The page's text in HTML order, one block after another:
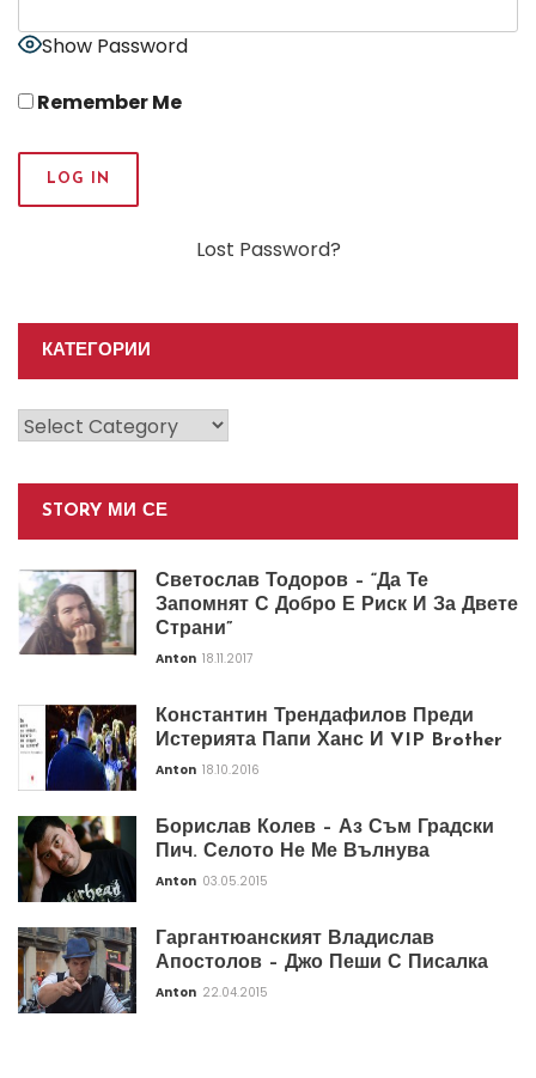
Show Password
Remember Me
Lost Password?
КАТЕГОРИИ
Категории
STORY МИ СЕ
Светослав Тодоров – “Да Те
Запомнят С Добро Е Риск И За Двете
Страни”
Anton 18.11.2017
Константин Трендафилов Преди
Истерията Папи Ханс И VIP Brother
Anton 18.10.2016
Борислав Колев – Аз Съм Градски
Пич. Селото Не Ме Вълнува
Anton 03.05.2015
Гаргантюанският Владислав
Апостолов – Джо Пеши С Писалка
Anton 22.04.2015